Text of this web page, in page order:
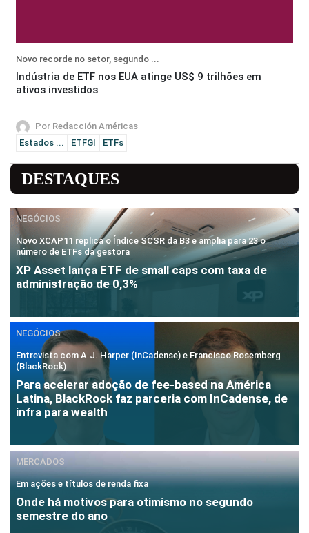
Novo recorde no setor, segundo ...
Indústria de ETF nos EUA atinge US$ 9 trilhões em
ativos investidos
Por Redacción Américas
Estados ...
ETFGI ETFs
DESTAQUES
NEGÓCIOS
Novo XCAP11 replica o Índice SCSR da B3 e amplia para 23 o
número de ETFs da gestora
XP Asset lança ETF de small caps com taxa de
administração de 0,3%
NEGÓCIOS
Entrevista com A.J. Harper (InCadense) e Francisco Rosemberg
(BlackRock)
Para acelerar adoção de fee-based na América
Latina, BlackRock faz parceria com InCadense, de
infra para wealth
MERCADOS
Em ações e títulos de renda fixa
Onde há motivos para otimismo no segundo
semestre do ano